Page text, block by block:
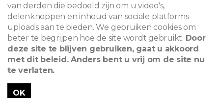
van derden die bedoeld zijn om u video's,
delenknoppen en inhoud van sociale platforms-
uploads aan te bieden. We gebruiken cookies om
beter te begrijpen hoe de site wordt gebruikt. Door
deze site te blijven gebruiken, gaat u akkoord
met dit beleid. Anders bent u vrij om de site nu
te verlaten.
OK